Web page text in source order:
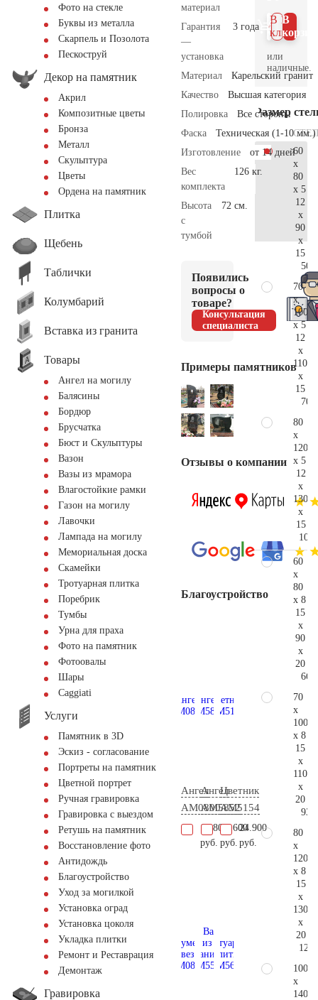
Фото на стекле
Буквы из металла
Скарпель и Позолота
Пескоструй
Декор на памятник
Акрил
Композитные цветы
Бронза
Металл
Скульптура
Цветы
Ордена на памятник
Плитка
Щебень
Таблички
Колумбарий
Вставка из гранита
Товары
Ангел на могилу
Балясины
Бордюр
Брусчатка
Бюст и Скульптуры
Вазон
Вазы из мрамора
Влагостойкие рамки
Газон на могилу
Лавочки
Лампада на могилу
Мемориальная доска
Скамейки
Тротуарная плитка
Поребрик
Тумбы
Урна для праха
Фото на памятник
Фотоовалы
Шары
Сaggiati
Услуги
Памятник в 3D
Эскиз - согласование
Портреты на памятник
Цветной портрет
Ручная гравировка
Гравировка с выездом
Ретушь на памятник
Восстановление фото
Антидождь
Благоустройство
Уход за могилкой
Установка оград
Установка цоколя
Укладка плитки
Ремонт и Реставрация
Демонтаж
Гравировка
материал
Гарантия
—
установка
3 года
Материал
Карельский гранит
Качество
Высшая категория
Полировка
Все стороны
Фаска
Техническая (1-10 мм.)
Изготовление
от 14 дней
Вес
комплекта
126 кг.
Высота
с
тумбой
72 см.
Появились
вопросы о
товаре?
Консультация
специалиста
Примеры памятников
Отзывы о компании
Благоустройство
Ангел
AM0800
17.800
руб.
Ангел
AM5852
37.600
руб.
Цветник
AM5154
24.900
руб.
В
В 1
клик
или
наличные.
Размер
60
x
80
x 5
12
x
90
x
15
70
x
100
x 5
12
x
110
x
15
80
x
120
x 5
12
x
130
x
15
60
x
80
x 8
15
x
90
x
20
70
x
100
x 8
15
x
110
x
20
80
x
120
x 8
15
x
130
x
20
100
x
140